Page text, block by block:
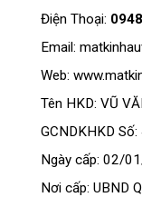
Điện Thoại:
Email:
Web:
Tên HKD: VŨ
GCNDKHKD
Ngày cấp: 02/
Nơi cấp: UBND